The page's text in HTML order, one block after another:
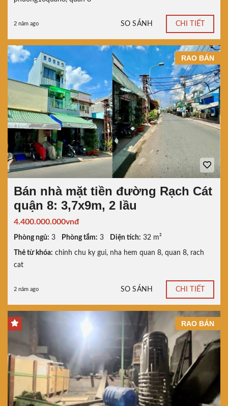
2 năm ago SO SÁNH CHI TIẾT
RAO BÁN
Bán nhà mặt tiền đường Rạch Cát
quận 8: 3,7x9m, 2 lầu
4.400.000.000vnđ
Phòng ngủ: 3 Phòng tắm: 3 Diện tích: 32 m²
Thẻ từ khóa: chinh chu ky gui, nha hem quan 8, quan 8, rach
cat
2 năm ago SO SÁNH CHI TIẾT
RAO BÁN